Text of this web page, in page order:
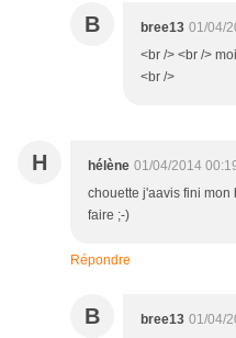
B bree13 01/04/
<br /> <br />
<br />
H hélène 01/04/2014
chouette j'aavis fini
faire ;-)
Répondre
B bree13 01/04/